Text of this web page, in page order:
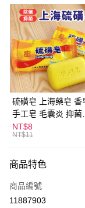
超商取貨付款
LINE Pay
Apple Pay
街口支付
悠遊付
ATM付款
全家取貨付款
每筆NT$60，滿
付款後全家取貨
硫磺皂 上海藥皂 香
手工皂 毛囊炎 抑菌除
蟎 清潔護膚 去油去痘
寵物皮膚病 狗狗貓咪
NT$8
NT$11
商品特色
商品編號
11887903